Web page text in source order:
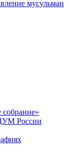
мусульман
России